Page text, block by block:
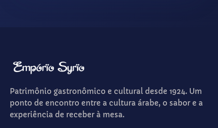
Patrimônio gastronômico e cultural desde 1924. Um
ponto de encontro entre a cultura árabe, o sabor e a
experiência de receber à mesa.